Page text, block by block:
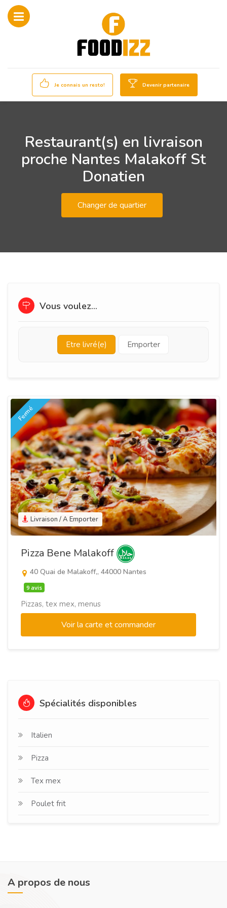
Je connais un resto! Devenir partenaire
Restaurant(s) en livraison
proche Nantes Malakoff St
Donatien
Changer de quartier
Vous voulez...
Etre livré(e) Emporter
Livraison / A Emporter
Fermé
Pizza Bene Malakoff
40 Quai de Malakoff,, 44000 Nantes
9 avis
Pizzas, tex mex, menus
Voir la carte et commander
Spécialités disponibles
Italien
Pizza
Tex mex
Poulet frit
A propos de nous